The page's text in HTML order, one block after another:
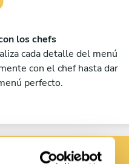
los chefs
cada detalle del menú
con el chef hasta dar
perfecto.